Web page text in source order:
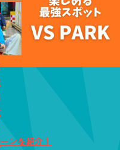
ンを紹介！